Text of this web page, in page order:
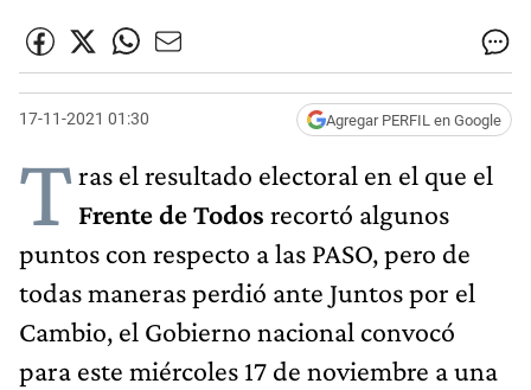
17-11-2021 01:30 Agregar PERFIL en Google
Tras el resultado electoral en el que el
Frente de Todos recortó algunos
puntos con respecto a las PASO, pero de
todas maneras perdió ante Juntos por el
Cambio, el Gobierno nacional convocó
para este miércoles 17 de noviembre a una